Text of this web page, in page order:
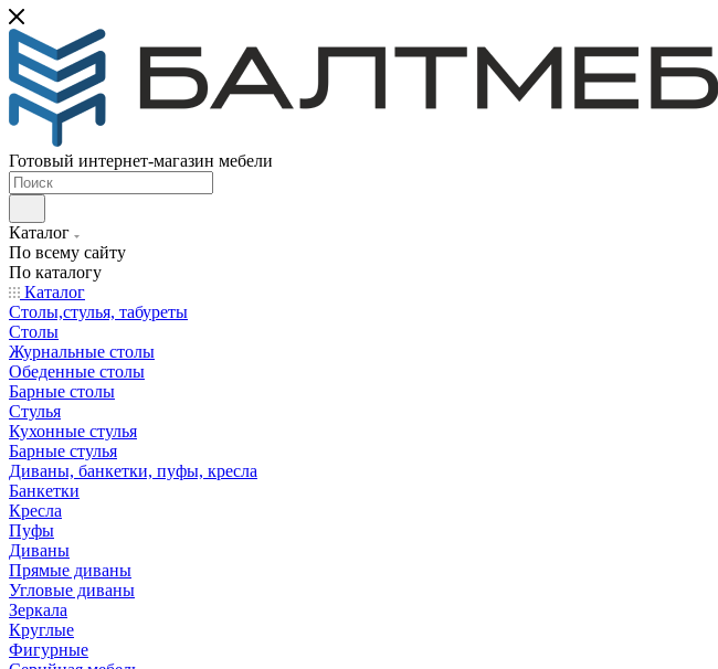
Готовый интернет-магазин мебели
Каталог
По всему сайту
По каталогу
Каталог
Столы,стулья, табуреты
Столы
Журнальные столы
Обеденные столы
Барные столы
Стулья
Кухонные стулья
Барные стулья
Диваны, банкетки, пуфы, кресла
Банкетки
Кресла
Пуфы
Диваны
Прямые диваны
Угловые диваны
Зеркала
Круглые
Фигурные